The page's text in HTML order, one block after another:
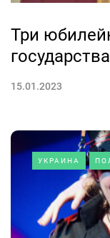
Три
15.01.2023
УКРАИНА